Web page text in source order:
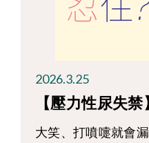
2026.3.25
【壓力性尿失
大笑、打噴嚏就會